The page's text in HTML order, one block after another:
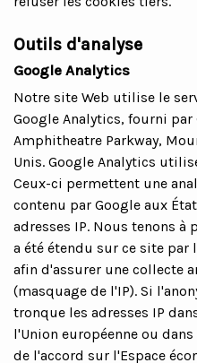
Outils d'analyse
Google Analytics
Notre site Web utilise le
Google Analytics, fourni par
Amphitheatre Parkway,
Unis. Google Analytics
Ceux-ci permettent une
contenu par Google aux
adresses IP. Nous tenons à
a été étendu sur ce site par
afin d'assurer une collecte
(masquage de l'IP). Si
tronque les adresses IP
l'Union européenne ou
de l'accord sur l'Espace